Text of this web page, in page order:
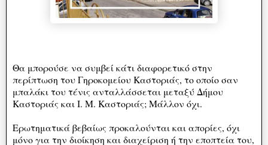
Θα μπορούσε να συμβεί κάτι διαφορετικό στην
περίπτωση του Γηροκομείου Καστοριάς, το οποίο σαν
μπαλάκι του τένις ανταλλάσσεται μεταξύ Δήμου
Καστοριάς και Ι. Μ. Καστοριάς; Μάλλον όχι.
Ερωτηματικά βεβαίως προκαλούνται και απορίες, όχι
μόνο για την διοίκηση και διαχείριση ή την εποπτεία του,